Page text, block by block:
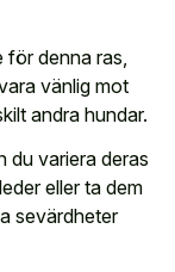
för denna ras,
vänlig mot
andra hundar.
du variera deras
eller ta dem
sevärdheter